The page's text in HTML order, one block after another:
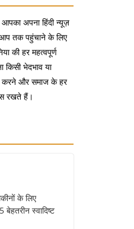
आपका अपना हिंदी न्यूज़
आप तक पहुंचाने के लिए
की हर महत्वपूर्ण
किसी भेदभाव या
करने और समाज के हर
रखते हैं।
के लिए
बेहतरीन स्वादिष्ट